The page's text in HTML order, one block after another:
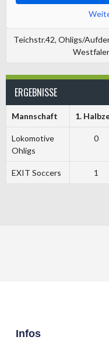
Teichstr.42, Ohligs/
ERGEBNISSE
Mannschaft 1.
Lokomotive
Ohligs
0
EXIT Soccers 1
Infos